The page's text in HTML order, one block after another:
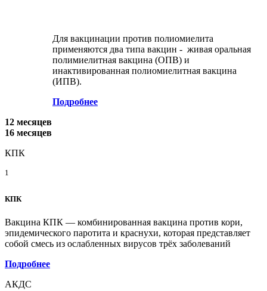
Для вакцинации против полиомиелита
применяются два типа вакцин - живая оральная
полимиелитная вакцина (ОПВ) и
инактивированная полиомиелитная вакцина
(ИПВ).
Подробнее
12 месяцев
16 месяцев
КПК
1
КПК
Вакцина КПК — комбинированная вакцина против кори,
эпидемического паротита и краснухи, которая представляет
собой смесь из ослабленных вирусов трёх заболеваний
Подробнее
АКДС